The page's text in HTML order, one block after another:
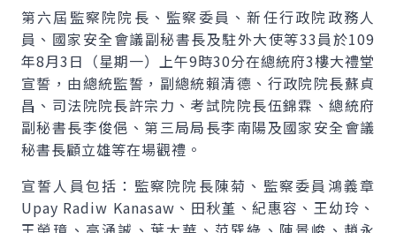
第六屆監察院院長、監察委員、新任行政院政務人
員、國家安全會議副秘書長及駐外大使等33員於109
年8月3日（星期一）上午9時30分在總統府3樓大禮堂
宣誓，由總統監誓，副總統賴清德、行政院院長蘇貞
昌、司法院院長許宗力、考試院院長伍錦霖、總統府
副秘書長李俊俋、第三局局長李南陽及國家安全會議
秘書長顧立雄等在場觀禮。
宣誓人員包括：監察院院長陳菊、監察委員鴻義章
Upay Radiw Kanasaw、田秋堇、紀惠容、王幼玲、